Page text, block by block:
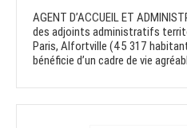
AGENT D’ACCUEIL ET
des adjoints administratifs
Paris, Alfortville (45 317
bénéficie d’un cadre de vie